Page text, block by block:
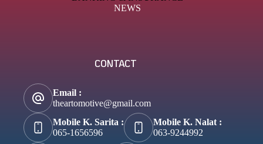
NEWS
CONTACT
Email :
theartomotive@gmail.com
Mobile K. Sarita :
065-1656596
Mobile K. Nalat :
063-9244992